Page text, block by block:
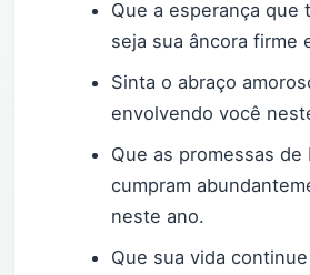
Que a esperança que
seja sua âncora firme
Sinta o abraço
envolvendo você
Que as promessas de
cumpram
neste ano.
Que sua vida